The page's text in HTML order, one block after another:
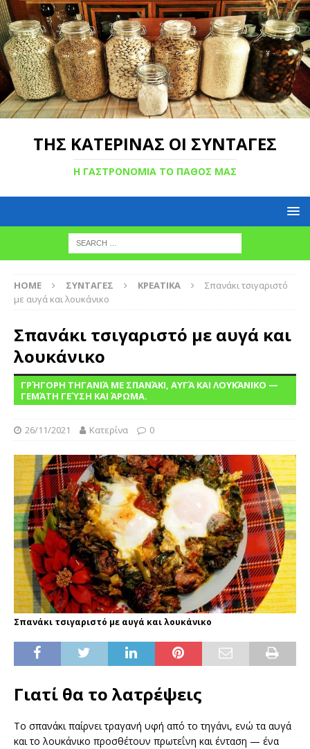
ΤΗΣ ΚΑΤΕΡΙΝΑΣ ΟΙ ΣΥΝΤΑΓΕΣ
Η ΓΑΣΤΡΟΝΟΜΙΑ ΤΟ ΠΑΘΟΣ ΜΑΣ
HOME ΣΥΝΤΑΓΕΣ ΚΡΕΑΤΙΚΑ
Σπανάκι τσιγαριστό
με αυγά και λουκάνικο
Σπανάκι τσιγαριστό με αυγά και
λουκάνικο
ΓΡΉΓΟΡΗ ΤΗΓΑΝΙΆ ΜΕ ΣΠΑΝΆΚΙ, ΑΥΓΆ ΚΑΙ ΛΟΥΚΆΝΙΚΟ —
ΓΕΜΆΤΗ ΓΕΎΣΗ ΚΑΙ ΆΡΩΜΑ.
26/11/2021 Κατερίνα 0
Σπανάκι τσιγαριστό με αυγά και λουκάνικο
Γιατί θα το λατρέψεις
Το σπανάκι παίρνει τραγανή υφή από το τηγάνι, ενώ τα αυγά
και το λουκάνικο προσθέτουν πρωτεΐνη και ένταση — ένα